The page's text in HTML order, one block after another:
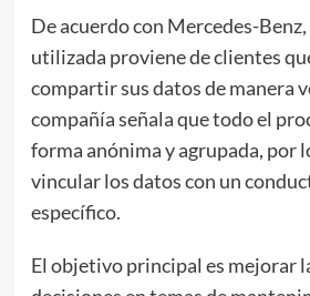
De acuerdo con Mercedes-
utilizada proviene de clientes
compartir sus datos de manera
compañía señala que todo el
forma anónima y agrupada, por
vincular los datos con un
específico.
El objetivo principal es mejorar